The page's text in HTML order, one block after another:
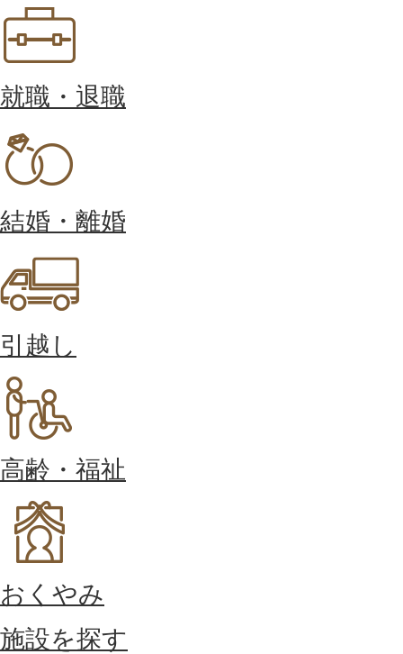
就職・退職
結婚・離婚
引越し
高齢・福祉
おくやみ
施設を探す